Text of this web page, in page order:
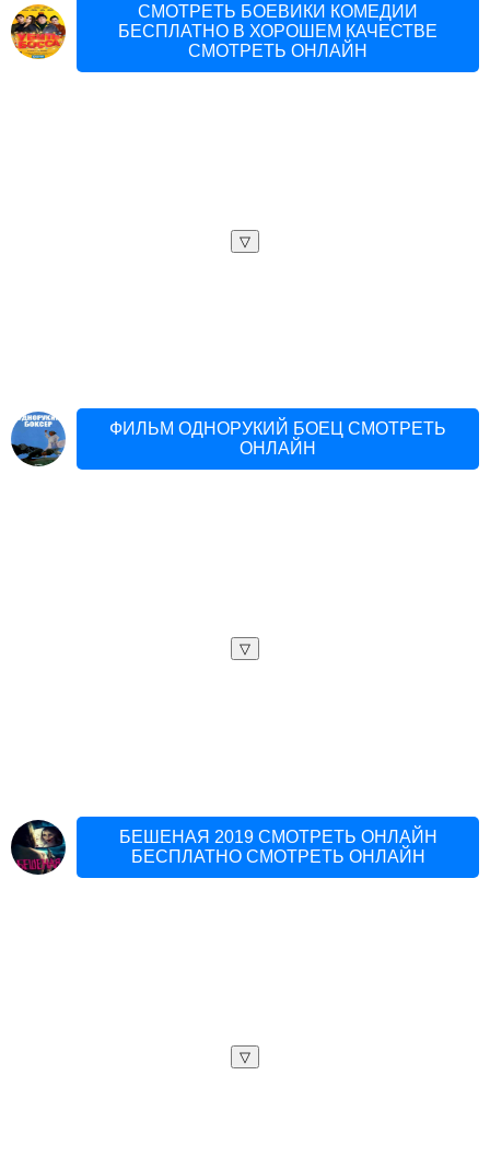
СМОТРЕТЬ БОЕВИКИ КОМЕДИИ
БЕСПЛАТНО В ХОРОШЕМ КАЧЕСТВЕ
СМОТРЕТЬ ОНЛАЙН
▽
ФИЛЬМ ОДНОРУКИЙ БОЕЦ СМОТРЕТЬ
ОНЛАЙН
▽
БЕШЕНАЯ 2019 СМОТРЕТЬ ОНЛАЙН
БЕСПЛАТНО СМОТРЕТЬ ОНЛАЙН
▽